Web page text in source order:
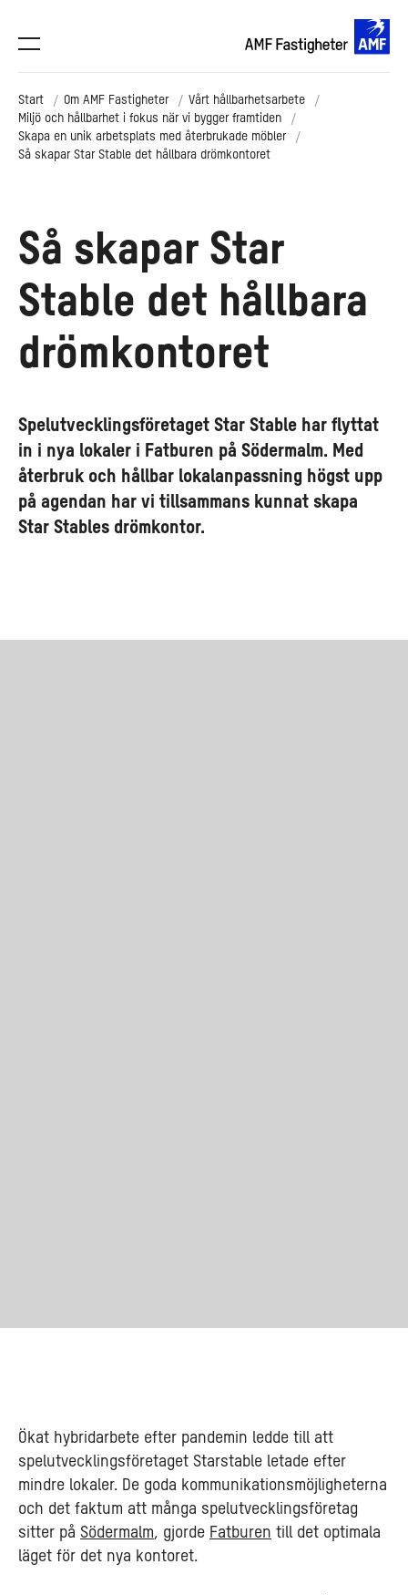
Start Om AMF Fastigheter
Vårt hållbarhetsarbete
Miljö och hållbarhet i fokus när vi bygger framtiden
Skapa en unik arbetsplats med återbrukade möbler
Så skapar Star Stable det hållbara drömkontoret
Så skapar Star
Stable det hållbara
drömkontoret
Spelutvecklingsföretaget Star Stable har flyttat
in i nya lokaler i Fatburen på Södermalm. Med
återbruk och hållbar lokalanpassning högst upp
på agendan har vi tillsammans kunnat skapa
Star Stables drömkontor.
Ökat hybridarbete efter pandemin ledde till att
spelutvecklingsföretaget Starstable letade efter
mindre lokaler. De goda kommunikationsmöjligheterna
och det faktum att många spelutvecklingsföretag
sitter på Södermalm, gjorde Fatburen till det optimala
läget för det nya kontoret.